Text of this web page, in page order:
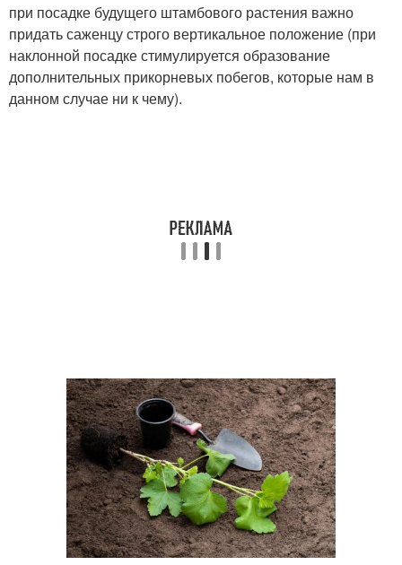
при посадке будущего штамбового растения важно
придать саженцу строго вертикальное положение (при
наклонной посадке стимулируется образование
дополнительных прикорневых побегов, которые нам в
данном случае ни к чему).